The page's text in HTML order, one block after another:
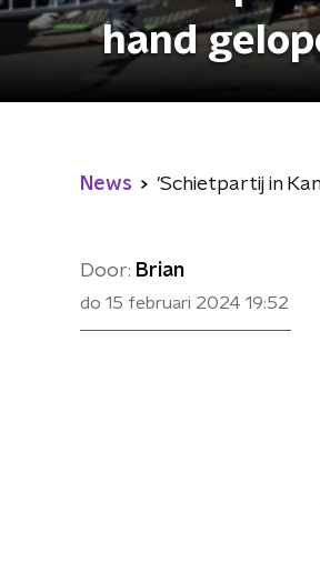
hand
News 'Schietpartij in
Door: Brian
do 15 februari 2024 19:52